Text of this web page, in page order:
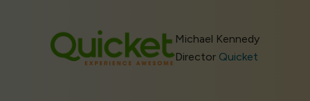
Michael Kennedy
Director Quicket